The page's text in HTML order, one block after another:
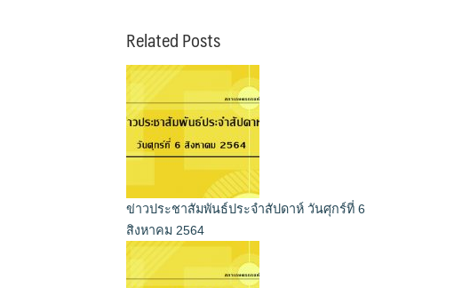
Related Posts
ข่าวประชาสัมพันธ์ประจำสัปดาห์ วันศุกร์ที่ 6
สิงหาคม 2564